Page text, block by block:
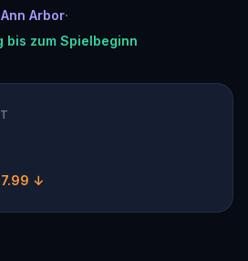
Arbor·
bis zum Spielbeginn
↓